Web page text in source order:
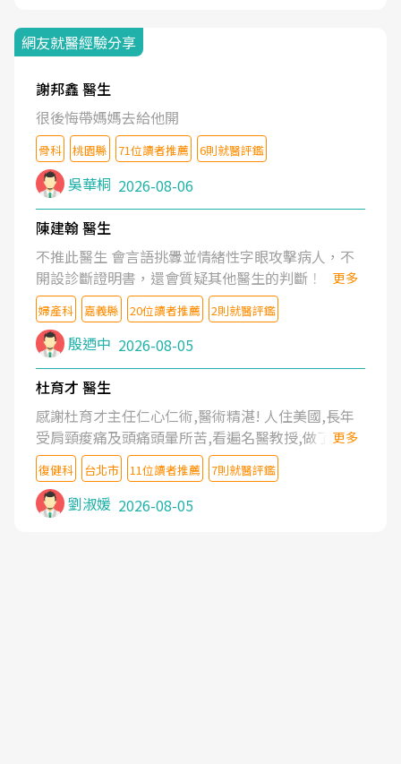
網友就醫經驗分享
謝邦鑫 醫生
很後悔帶媽媽去給他開
骨科 桃園縣 71位讀者推薦 6則就醫評鑑
吳華桐 2026-08-06
陳建翰 醫生
不推此醫生 會言語挑釁並情緒性字眼攻擊病人，不
開設診斷證明書，還會質疑其他醫生的判斷！
更多
婦產科 嘉義縣 20位讀者推薦 2則就醫評鑑
殷迺中 2026-08-05
杜育才 醫生
感謝杜育才主任仁心仁術,醫術精湛! 人住美國,長年
受肩頸痠痛及頭痛頭暈所苦,看遍名醫教授,做了各種
檢查,也嘗試過西醫打針,中醫針灸及物理徒手治療都
沒有用,後來連吃到嗎啡類止痛藥都效果有限,只是壓
症狀,沒多久就痛起來,多年失眠嚴重影響生活品質.
台灣親友介紹忠孝醫院杜育才主任是頸頭症候群專
更多
復健科 台北市 11位讀者推薦 7則就醫評鑑
劉淑媛 2026-08-05